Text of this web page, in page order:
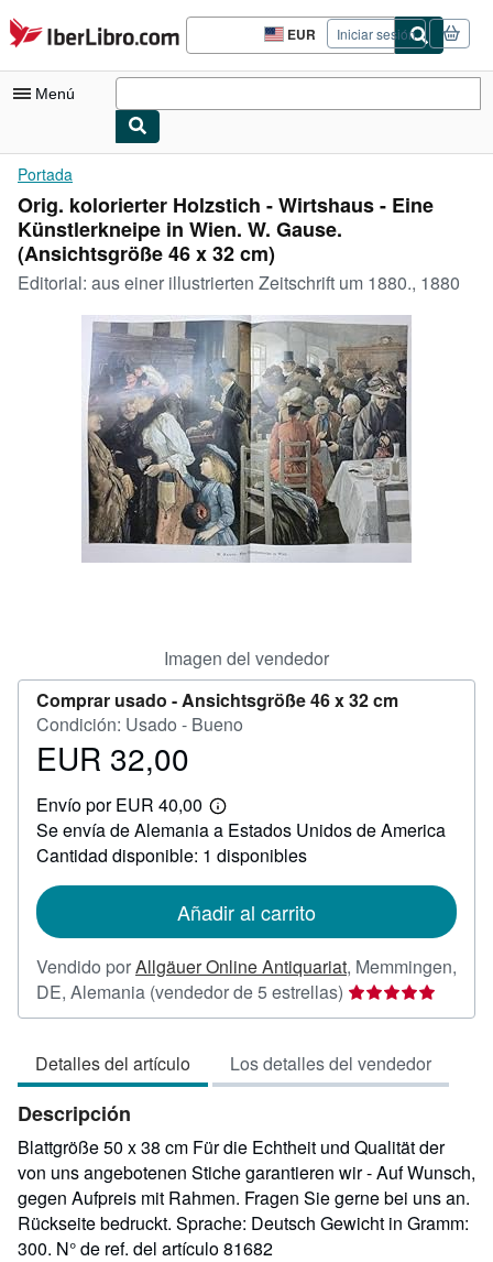
Pasar al contenido principal
IberLibro.com EUR
Preferencias
de
del
Iniciar sesión
Menú
Mi cuenta
Consultar mis pedidos
Cerrar sesión
Búsqueda avanzada
Colecciones
Libros antiguos
Arte y coleccionismo
Vendedores
Comenzar a vender
CERRAR
Portada
Orig. kolorierter Holzstich - Wirtshaus - Eine
Künstlerkneipe in Wien. W. Gause.
(Ansichtsgröße 46 x 32 cm)
Editorial: aus einer illustrierten Zeitschrift um 1880., 1880
Imagen del vendedor
Comprar usado -Ansichtsgröße 46 x 32 cm
Condición: Usado - Bueno
Precio
32,00
EUR 32,00
Envío por EUR 40,00
Más
información
sobre
las
envío
Se envía de Alemania a Estados Unidos de America
Cantidad disponible: 1 disponibles
Añadir al carrito
Vendido porAllgäuer Online Antiquariat, Memmingen,
DE, Alemania (vendedor de 5 estrellas) Calificación
del
5
de
estrellas
Detalles del artículo Los detalles del vendedor
Descripción
Blattgröße 50 x 38 cm Für die Echtheit und Qualität der
von uns angebotenen Stiche garantieren wir - Auf Wunsch,
gegen Aufpreis mit Rahmen. Fragen Sie gerne bei uns an.
Rückseite bedruckt. Sprache: Deutsch Gewicht in Gramm:
300. N° de ref. del artículo 81682